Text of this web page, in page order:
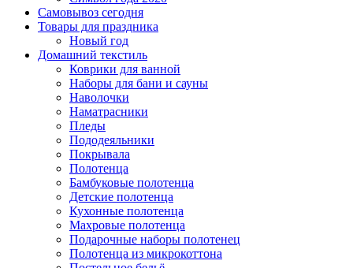
Самовывоз сегодня
Товары для праздника
Новый год
Домашний текстиль
Коврики для ванной
Наборы для бани и сауны
Наволочки
Наматрасники
Пледы
Пододеяльники
Покрывала
Полотенца
Бамбуковые полотенца
Детские полотенца
Кухонные полотенца
Махровые полотенца
Подарочные наборы полотенец
Полотенца из микрокоттона